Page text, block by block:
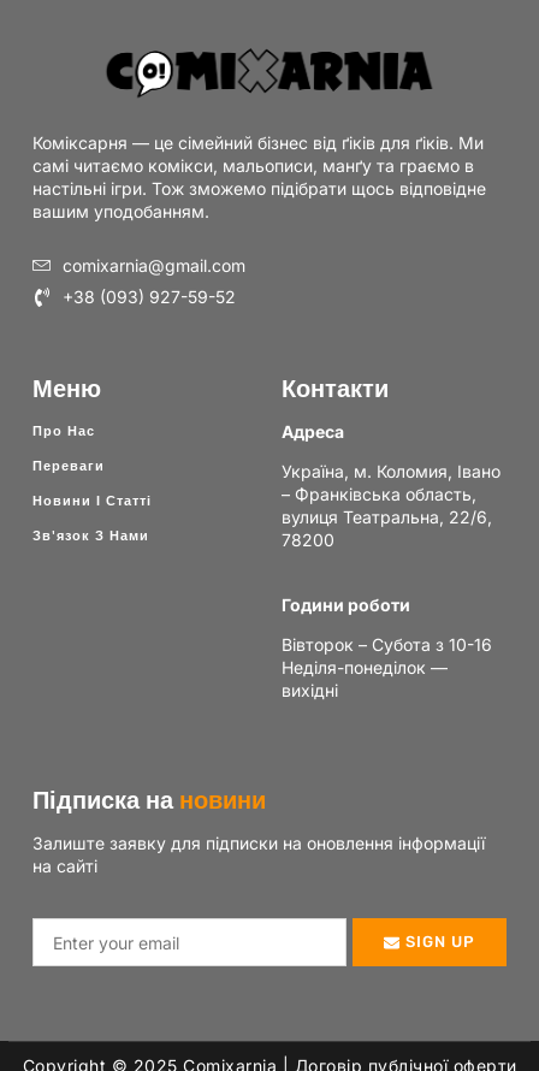
Коміксарня — це сімейний бізнес від ґіків для ґіків. Ми
самі читаємо комікси, мальописи, манґу та граємо в
настільні ігри. Тож зможемо підібрати щось відповідне
вашим уподобанням.
comixarnia@gmail.com
+38 (093) 927-59-52
Меню
Про Нас
Переваги
Новини І Статті
Зв'язок З Нами
Контакти
Адреса
Україна, м. Коломия, Івано
– Франківська область,
вулиця Театральна, 22/6,
78200
Години роботи
Вівторок – Субота з 10-16
Неділя-понеділок —
вихідні
Підписка на новини
Залиште заявку для підписки на оновлення інформації
на сайті
SIGN UP
Copyright © 2025 Сomixarnia | Договір публічної оферти